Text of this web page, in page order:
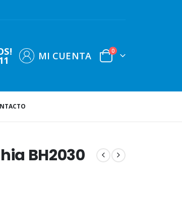
MI CUENTA 0
BH2030